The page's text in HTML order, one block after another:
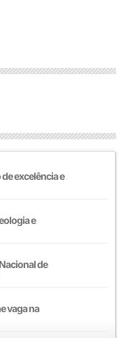
excelência e
e
de
vaga na